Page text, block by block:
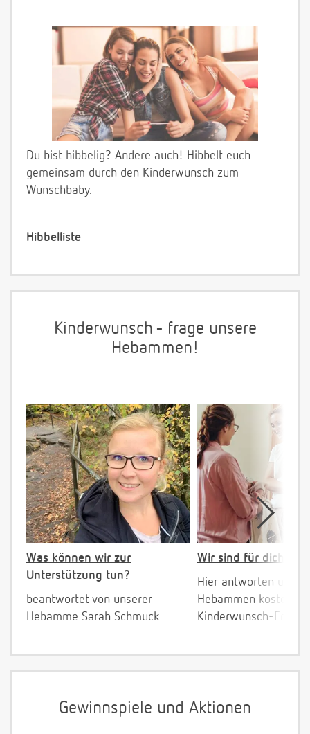
Du bist hibbelig? Andere auch! Hibbelt euch
gemeinsam durch den Kinderwunsch zum
Wunschbaby.
Hibbelliste
Kinderwunsch - frage unsere
Hebammen!
Was können wir zur
Unterstützung tun?
beantwortet von unserer
Hebamme Sarah Schmuck
Wir sind für dich da!
Hier antworten
Hebammen
Kinderwunsch-Fragen
Gewinnspiele und Aktionen